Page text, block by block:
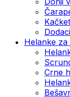
Helanke
Crne